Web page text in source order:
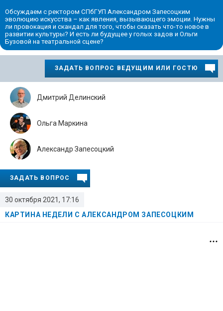
Обсуждаем с ректором СПбГУП Александром Запесоцким
эволюцию искусства – как явления, вызывающего эмоции. Нужны
ли провокация и скандал для того, чтобы сказать что-то новое в
развитии культуры? И есть ли будущее у голых задов и Ольги
Бузовой на театральной сцене?
ЗАДАТЬ ВОПРОС ВЕДУЩИМ ИЛИ ГОСТЮ
30 октября 2021, 17:16
КАРТИНА НЕДЕЛИ С АЛЕКСАНДРОМ ЗАПЕСОЦКИМ
Дмитрий Делинский
Ольга Маркина
Александр Запесоцкий
ЗАДАТЬ ВОПРОС